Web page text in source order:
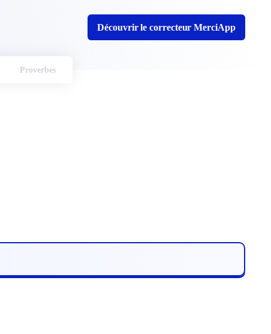
Découvrir le correcteur MerciApp
Proverbes